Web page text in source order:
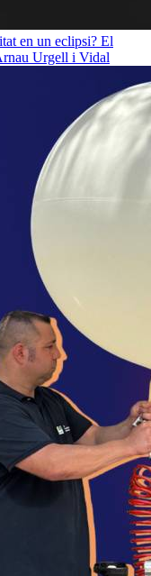
en un eclipsi? El
Urgell i Vidal